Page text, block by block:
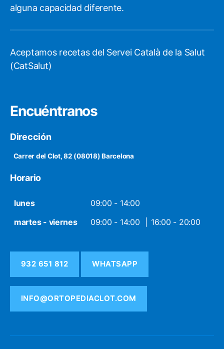
alguna capacidad diferente.
Aceptamos recetas del Servei Català de la Salut
(CatSalut)
Encuéntranos
Dirección
Carrer del Clot, 82 (08018) Barcelona
Horario
lunes
09:00 - 14:00
martes - viernes
09:00 - 14:00 16:00 - 20:00
932 651 812 WHATSAPP
INFO@ORTOPEDIACLOT.COM